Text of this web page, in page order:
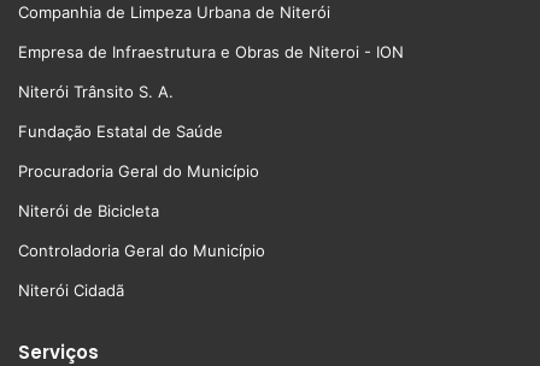
Companhia de Limpeza Urbana de Niterói
Empresa de Infraestrutura e Obras de Niteroi - ION
Niterói Trânsito S. A.
Fundação Estatal de Saúde
Procuradoria Geral do Município
Niterói de Bicicleta
Controladoria Geral do Município
Niterói Cidadã
Serviços